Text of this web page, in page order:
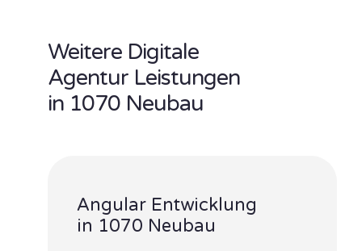
Weitere Digitale
Agentur Leistungen
in 1070 Neubau
Angular Entwicklung
in 1070 Neubau